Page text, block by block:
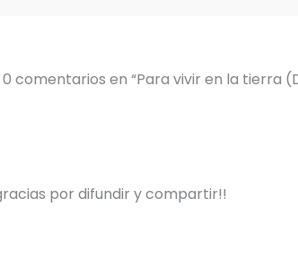
0 comentarios en “Para vivir en la tierra
por difundir y compartir!!